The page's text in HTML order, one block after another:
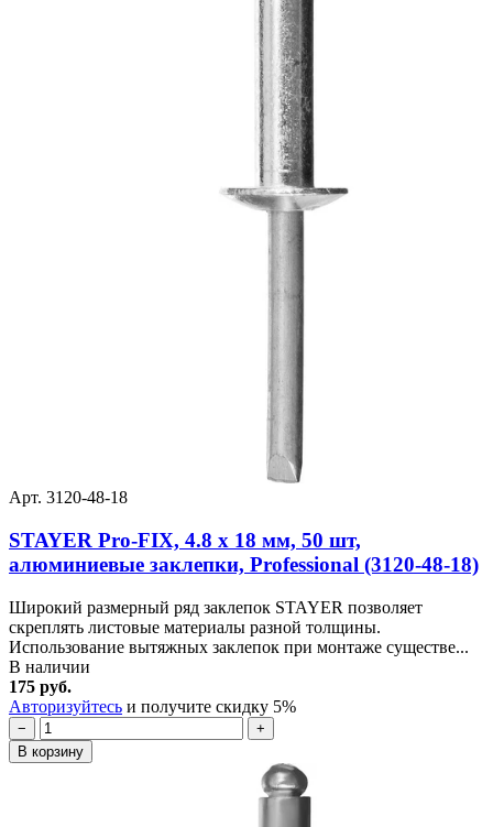
Арт. 3120-48-18
STAYER Pro-FIX, 4.8 х 18 мм, 50 шт,
алюминиевые заклепки, Professional (3120-48-18)
Широкий размерный ряд заклепок STAYER позволяет
скреплять листовые материалы разной толщины.
Использование вытяжных заклепок при монтаже существе...
В наличии
175 руб.
Авторизуйтесь и получите скидку 5%
−
+
В корзину